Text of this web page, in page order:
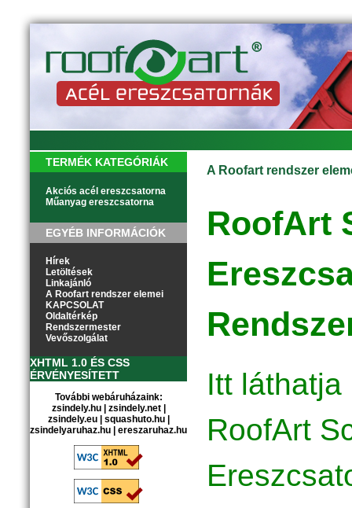
TERMÉK KATEGÓRIÁK
Akciós acél ereszcsatorna
Műanyag ereszcsatorna
EGYÉB INFORMÁCIÓK
Hírek
Letöltések
Linkajánló
A Roofart rendszer elemei
KAPCSOLAT
Oldaltérkép
Rendszermester
Vevőszolgálat
XHTML 1.0 ÉS CSS
ÉRVÉNYESÍTETT
További webáruházaink:
zsindely.hu| zsindely.net|
zsindely.eu| squashuto.hu|
zsindelyaruhaz.hu
ereszaruhaz.hu
A Roofart rendszer
RoofArt
Itt
RoofArt